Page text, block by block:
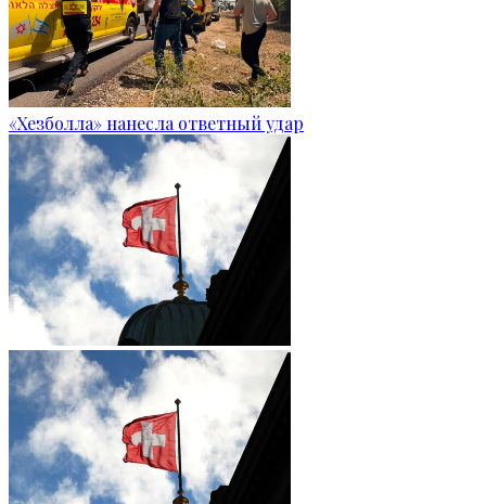
«Хезболла» нанесла ответный удар